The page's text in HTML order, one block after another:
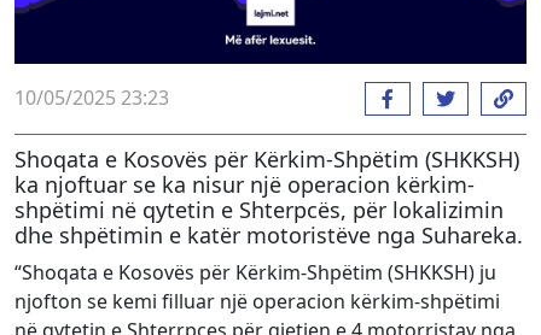
10/05/2025 23:23
Shoqata e Kosovës për Kërkim-Shpëtim (SHKKSH)
ka njoftuar se ka nisur një operacion kërkim-
shpëtimi në qytetin e Shterpcës, për lokalizimin
dhe shpëtimin e katër motoristëve nga Suhareka.
“Shoqata e Kosovës për Kërkim-Shpëtim (SHKKSH) ju
njofton se kemi filluar një operacion kërkim-shpëtimi